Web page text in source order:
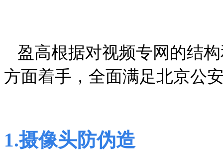
盈高根据对视频专网的结
方面着手，全面满足北京公
1.摄像头防伪造